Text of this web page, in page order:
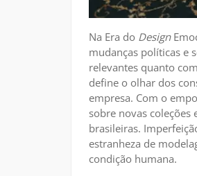
Na Era do Design
mudanças políticas e
relevantes quanto
define o olhar dos
empresa. Com o
sobre novas coleções
brasileiras.
estranheza de
condição humana.